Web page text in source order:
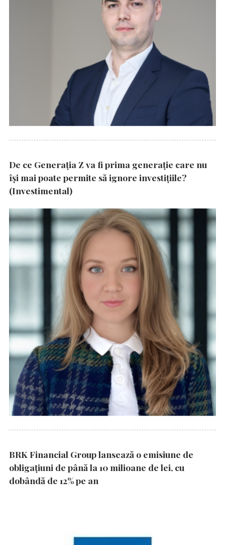
De ce Generația Z va fi prima generație care nu
își mai poate permite să ignore investițiile?
(Investimental)
BRK Financial Group lansează o emisiune de
obligațiuni de până la 10 milioane de lei, cu
dobândă de 12% pe an